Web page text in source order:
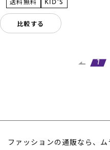
比較する
1
ファッションの通販なら、